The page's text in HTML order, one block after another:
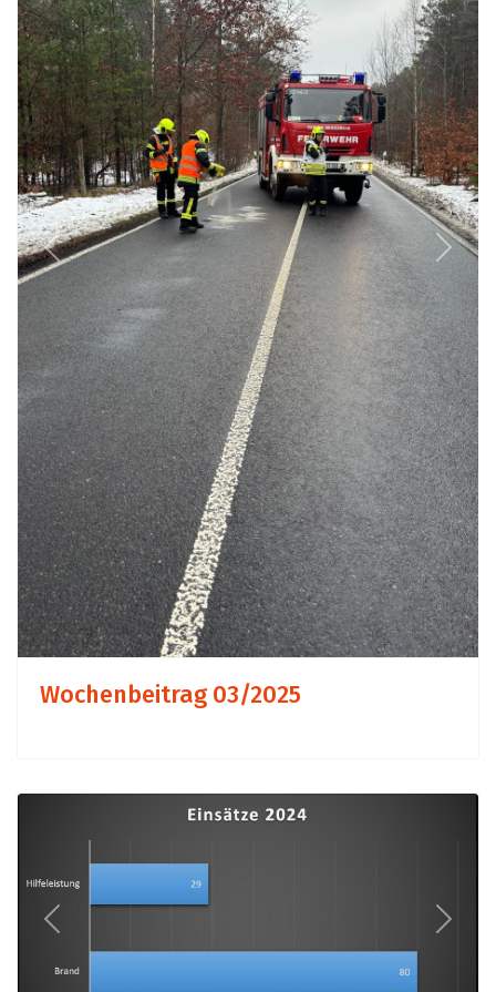
Previous Next
Wochenbeitrag 03/2025
Previous Next